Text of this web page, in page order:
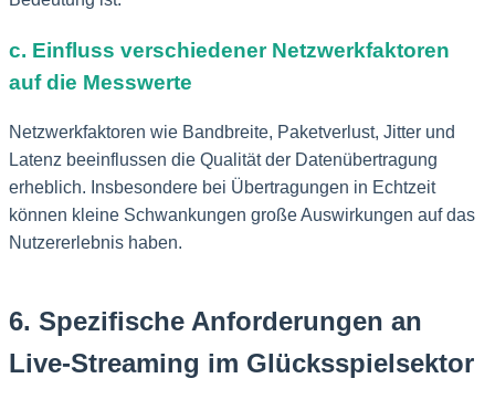
c. Einfluss verschiedener Netzwerkfaktoren
auf die Messwerte
Netzwerkfaktoren wie Bandbreite, Paketverlust, Jitter und
Latenz beeinflussen die Qualität der Datenübertragung
erheblich. Insbesondere bei Übertragungen in Echtzeit
können kleine Schwankungen große Auswirkungen auf das
Nutzererlebnis haben.
6. Spezifische Anforderungen an
Live-Streaming im Glücksspielsektor